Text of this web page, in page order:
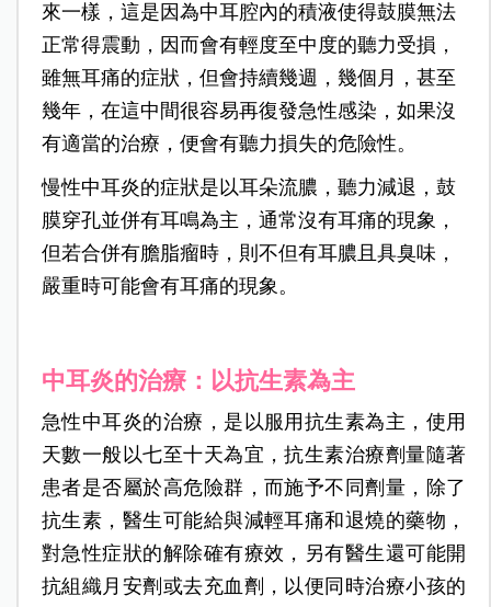
來一樣，這是因為中耳腔內的積液使得鼓膜無法
正常得震動，因而會有輕度至中度的聽力受損，
雖無耳痛的症狀，但會持續幾週，幾個月，甚至
幾年，在這中間很容易再復發急性感染，如果沒
有適當的治療，便會有聽力損失的危險性。
慢性中耳炎的症狀是以耳朵流膿，聽力減退，鼓
膜穿孔並併有耳鳴為主，通常沒有耳痛的現象，
但若合併有膽脂瘤時，則不但有耳膿且具臭味，
嚴重時可能會有耳痛的現象。
中耳炎的治療：以抗生素為主
急性中耳炎的治療，是以服用抗生素為主，使用
天數一般以七至十天為宜，抗生素治療劑量隨著
患者是否屬於高危險群，而施予不同劑量，除了
抗生素，醫生可能給與減輕耳痛和退燒的藥物，
對急性症狀的解除確有療效，另有醫生還可能開
抗組織月安劑或去充血劑，以便同時治療小孩的